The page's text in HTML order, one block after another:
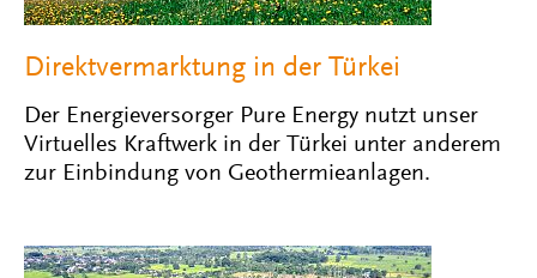
Direktvermarktung in der Türkei
Der Energieversorger Pure Energy nutzt unser
Virtuelles Kraftwerk in der Türkei unter anderem
zur Einbindung von Geothermieanlagen.